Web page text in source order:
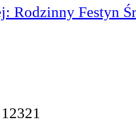
Rodzinny Festyn